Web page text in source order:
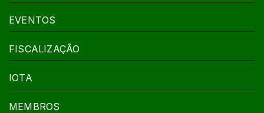
EVENTOS
FISCALIZAÇÃO
IOTA
MEMBROS